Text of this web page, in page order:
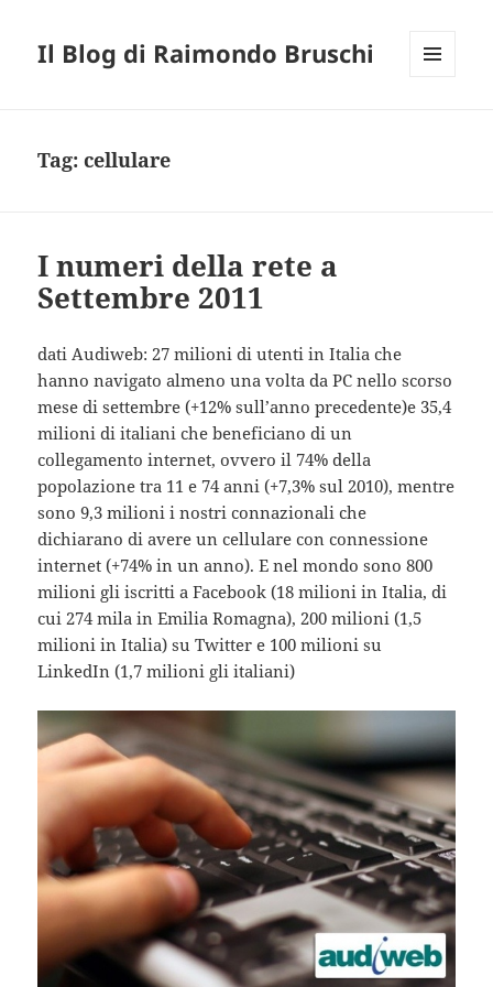
Il Blog di Raimondo Bruschi
Tag:cellulare
I numeri della rete a
Settembre 2011
dati Audiweb: 27 milioni di utenti in Italia che
hanno navigato almeno una volta da PC nello scorso
mese di settembre (+12% sull’anno precedente)e 35,4
milioni di italiani che beneficiano di un
collegamento internet, ovvero il 74% della
popolazione tra 11 e 74 anni (+7,3% sul 2010), mentre
sono 9,3 milioni i nostri connazionali che
dichiarano di avere un cellulare con connessione
internet (+74% in un anno). E nel mondo sono 800
milioni gli iscritti a Facebook (18 milioni in Italia, di
cui 274 mila in Emilia Romagna), 200 milioni (1,5
milioni in Italia) su Twitter e 100 milioni su
LinkedIn (1,7 milioni gli italiani)